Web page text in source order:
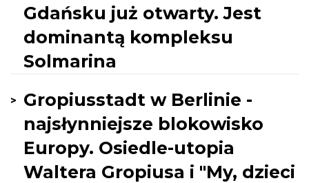
Gdańsku już otwarty. Jest
dominantą kompleksu
Solmarina
Gropiusstadt w Berlinie -
najsłynniejsze blokowisko
Europy. Osiedle-utopia
Waltera Gropiusa i "My, dzieci